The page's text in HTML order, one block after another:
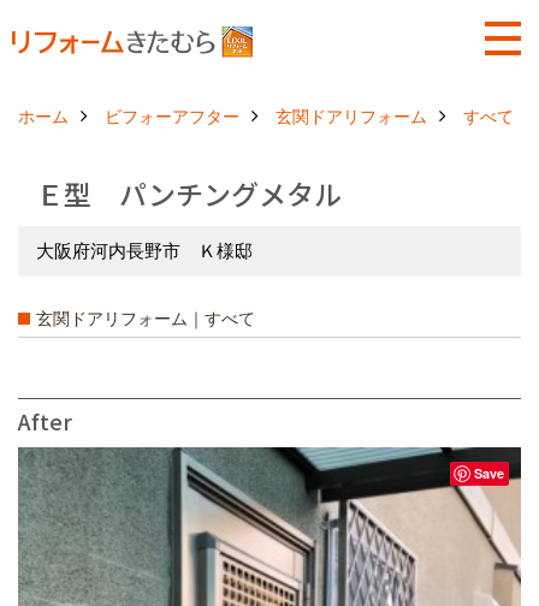
ホーム ビフォーアフター 玄関ドアリフォーム すべて
Ｅ型 パンチングメタル
大阪府河内長野市 Ｋ様邸
玄関ドアリフォーム｜すべて
After
Save